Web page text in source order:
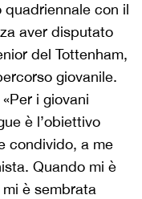
con il
aver disputato
del Tottenham,
giovanile.
i giovani
è l’obiettivo
condivido, a me
Quando mi è
è sembrata